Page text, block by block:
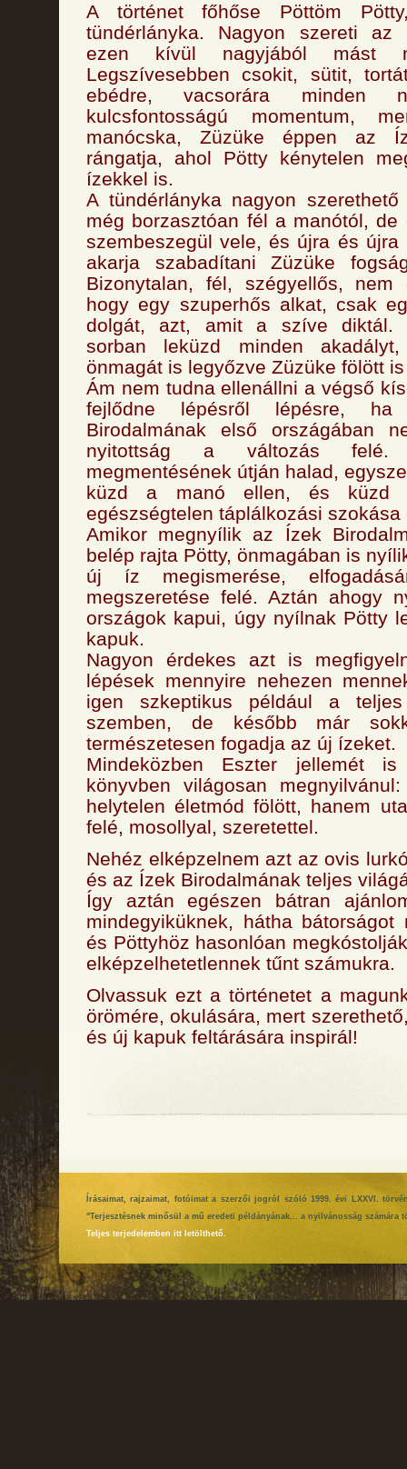
A történet főhőse Pöttöm
tündérlányka. Nagyon szereti az
ezen kívül nagyjából mást
Legszívesebben csokit, sütit,
ebédre, vacsorára minden
kulcsfontosságú momentum,
manócska, Züzüke éppen az
rángatja, ahol Pötty kénytelen
ízekkel is.
A tündérlányka nagyon
még borzasztóan fél a manótól, de
szembeszegül vele, és újra és újra
akarja szabadítani Züzüke
Bizonytalan, fél, szégyellős, nem
hogy egy szuperhős alkat, csak
dolgát, azt, amit a szíve diktál.
sorban leküzd minden
önmagát is legyőzve Züzüke fölött
Ám nem tudna ellenállni a végső
fejlődne lépésről lépésre,
Birodalmának első országában
nyitottság a változás felé.
megmentésének útján halad,
küzd a manó ellen, és küzd
egészségtelen táplálkozási szokása
Amikor megnyílik az Ízek
belép rajta Pötty, önmagában is
új íz megismerése,
megszeretése felé. Aztán ahogy
országok kapui, úgy nyílnak Pötty
kapuk.
Nagyon érdekes azt is
lépések mennyire nehezen
igen szkeptikus például a
szemben, de később már
természetesen fogadja az új ízeket.
Mindeközben Eszter jellemét
könyvben világosan
helytelen életmód fölött, hanem
felé, mosollyal, szeretettel.
Nehéz elképzelnem azt az ovis
és az Ízek Birodalmának teljes
Így aztán egészen bátran
mindegyiküknek, hátha bátorságot
és Pöttyhöz hasonlóan
elképzelhetetlennek tűnt számukra.
Olvassuk ezt a történetet a
örömére, okulására, mert
és új kapuk feltárására inspirál!
Írásaimat, rajzaimat, fotóimat a szerzői jogról szóló 1999. évi LXXVI.
"Terjesztésnek minősül a mű eredeti példányának... a nyilvánosság
Teljes terjedelemben itt letölthető.